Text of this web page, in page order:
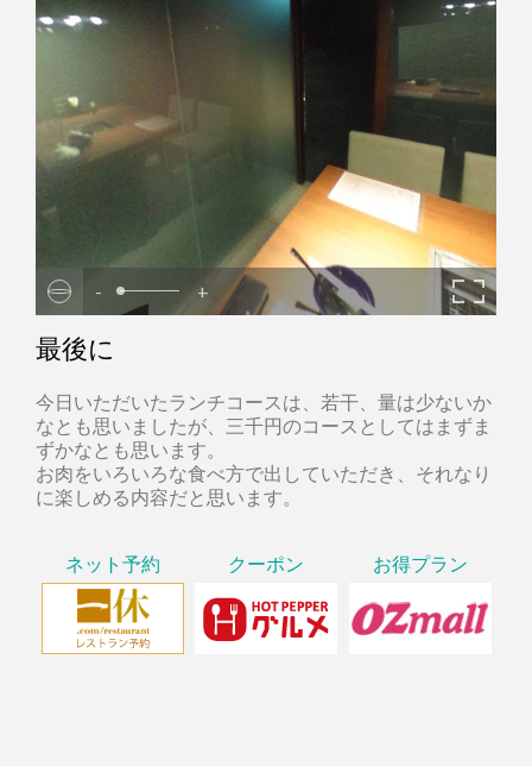
- +
最後に
今日いただいたランチコースは、若干、量は少ないか
なとも思いましたが、三千円のコースとしてはまずま
ずかなとも思います。
お肉をいろいろな食べ方で出していただき、それなり
に楽しめる内容だと思います。
ネット予約 クーポン お得プラン